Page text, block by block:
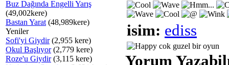
Buz Dağında Engelli Yarış
(49,002kere)
Bastan Yarat (48,989kere)
Yeniler
Sofi'yi Giydir(2,955 kere)
Okul Başlıyor(2,779 kere)
Roze'u Giydir(3,115 kere)
isim: ediss
cok guzel bir oyun
Yorum